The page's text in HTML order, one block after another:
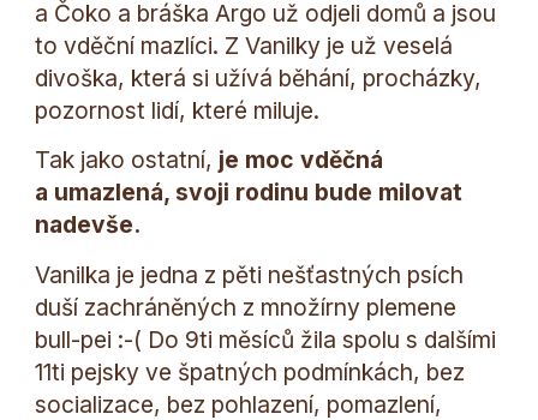
a Čoko a bráška Argo už odjeli domů a jsou
to vděční mazlíci. Z Vanilky je už veselá
divoška, která si užívá běhání, procházky,
pozornost lidí, které miluje.
Tak jako ostatní, je moc vděčná
a umazlená, svoji rodinu bude milovat
nadevše.
Vanilka je jedna z pěti nešťastných psích
duší zachráněných z množírny plemene
bull-pei :-( Do 9ti měsíců žila spolu s dalšími
11ti pejsky ve špatných podmínkách, bez
socializace, bez pohlazení, pomazlení,